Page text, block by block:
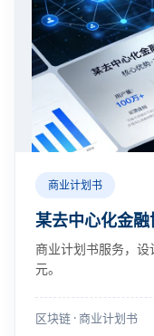
商业计划书
某去中心化金
商业计划书服务，
元。
区块链 · 商业计划书